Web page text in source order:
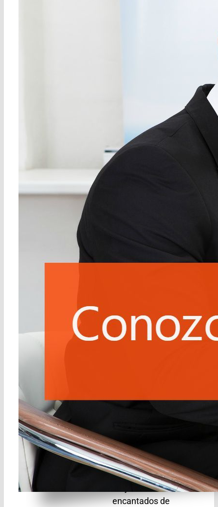
pagar, cuándo va a
cobrar y cuánta
financiación necesita.
Que reduzca
optimizar los costes
financieros y contar
actividad de la
Que sea
verificable: Nuestros
clientes son nuestro
mejor aval. Estaremos
encantados de